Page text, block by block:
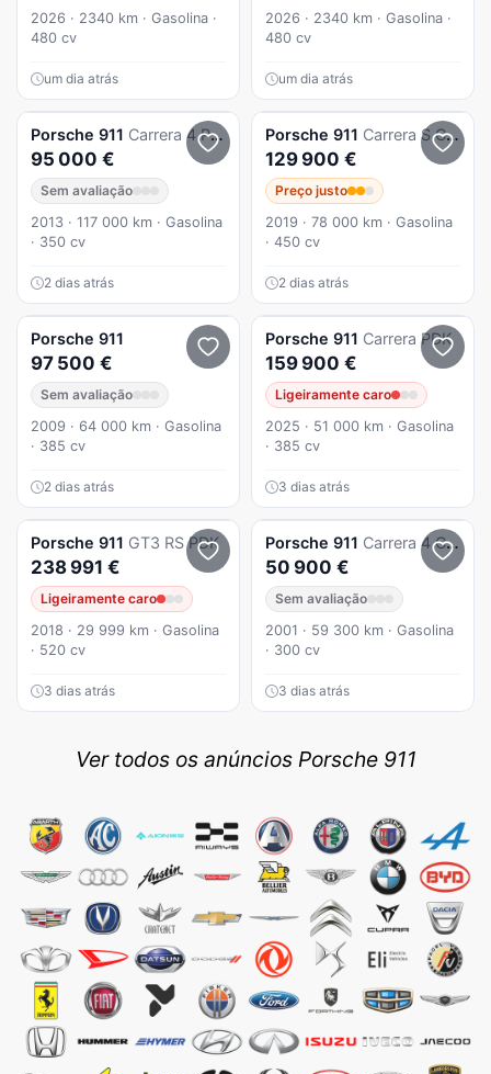
2026 · 2340 km · Gasolina ·
480 cv
um dia atrás
2026 · 2340 km · Gasolina ·
480 cv
um dia atrás
Porsche 911 Carrera 4 PDK
95 000 €
Sem avaliação
2013 · 117 000 km · Gasolina
· 350 cv
2 dias atrás
Porsche 911 Carrera S Cabriolet PDK
129 900 €
Preço justo
2019 · 78 000 km · Gasolina
· 450 cv
2 dias atrás
Porsche 911
97 500 €
Sem avaliação
2009 · 64 000 km · Gasolina
· 385 cv
2 dias atrás
Porsche 911 Carrera PDK
159 900 €
Ligeiramente caro
2025 · 51 000 km · Gasolina
· 385 cv
3 dias atrás
Porsche 911 GT3 RS PDK
238 991 €
Ligeiramente caro
2018 · 29 999 km · Gasolina
· 520 cv
3 dias atrás
Porsche 911 Carrera 4 Coupé
50 900 €
Sem avaliação
2001 · 59 300 km · Gasolina
· 300 cv
3 dias atrás
Ver todos os anúncios Porsche 911